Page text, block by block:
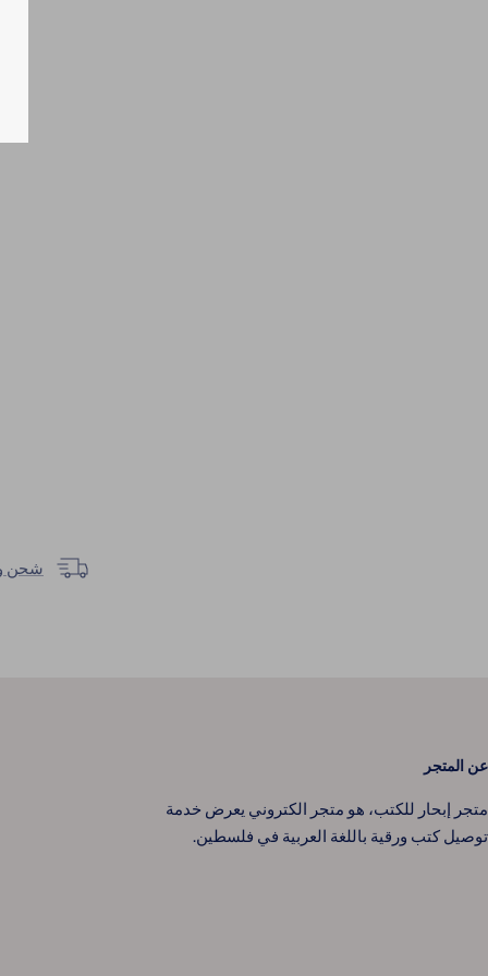
شحن وتوصيل
عن المتجر
متجر إبحار للكتب، هو متجر الكتروني يعرض خدمة
توصيل كتب ورقية باللغة العربية في فلسطين.